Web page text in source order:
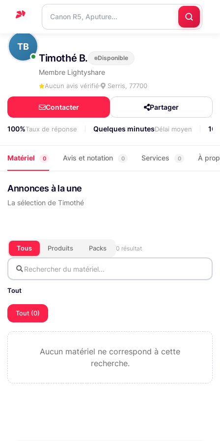
Accueil
Support
Nous
contacter
TB
Timothé B. Disponible
Membre Lightyshare
Aucun avis vérifié Serris, 77700
Contacter Partager
100%Taux de réponse Quelques minutesDélai moyen
Matériel 0 Avis et notation 0 Services 0 À
Annonces à la une
La sélection de Timothé
Tous Produits Packs 0 résultat
Tout
Tout (0)
Aucun matériel ne correspond à cette
recherche.